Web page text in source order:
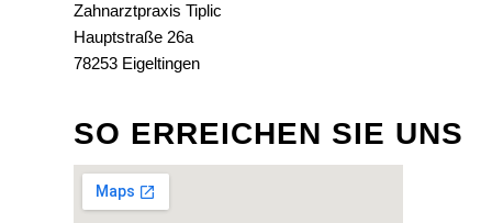
Zahnarztpraxis Tiplic
Hauptstraße 26a
78253 Eigeltingen
SO ERREICHEN SIE UNS